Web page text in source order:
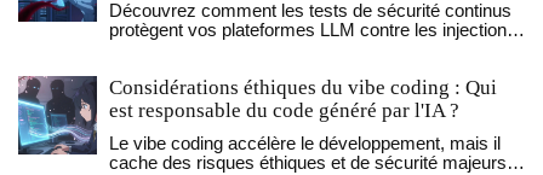
Découvrez comment les tests de sécurité continus
protègent vos plateformes LLM contre les injections
Considérations éthiques du vibe coding : Qui
est responsable du code généré par l'IA ?
Le vibe coding accélère le développement, mais il
cache des risques éthiques et de sécurité majeurs.